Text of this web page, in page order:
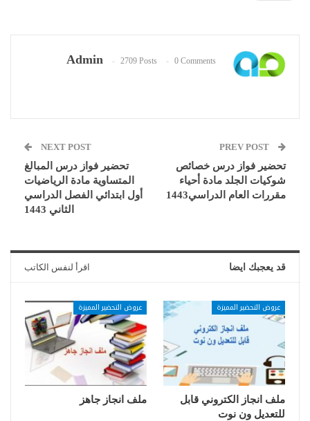
Admin 2709 Posts 0 Comments
تحضير فواز درس خصائص
شوكيات الجلد مادة أحياء
مقررات العام الدراسي1443
NEXT POST
تحضير فواز درس المبالغ
المتساوية مادة الرياضيات
أول ابتدائي الفصل الدراسي
الثاني 1443
قد يعجبك ايضا اقرأ لنفس الكاتب
عروض التحضير المميزة
ملف انجاز الكتروني قابل
للتعديل ون نوت
عروض التحضير المميزة
ملف انجاز جاهز